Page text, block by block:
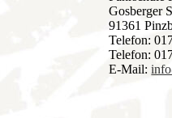
Gosberger
91361
Telefon:
Telefon:
E-Mail: